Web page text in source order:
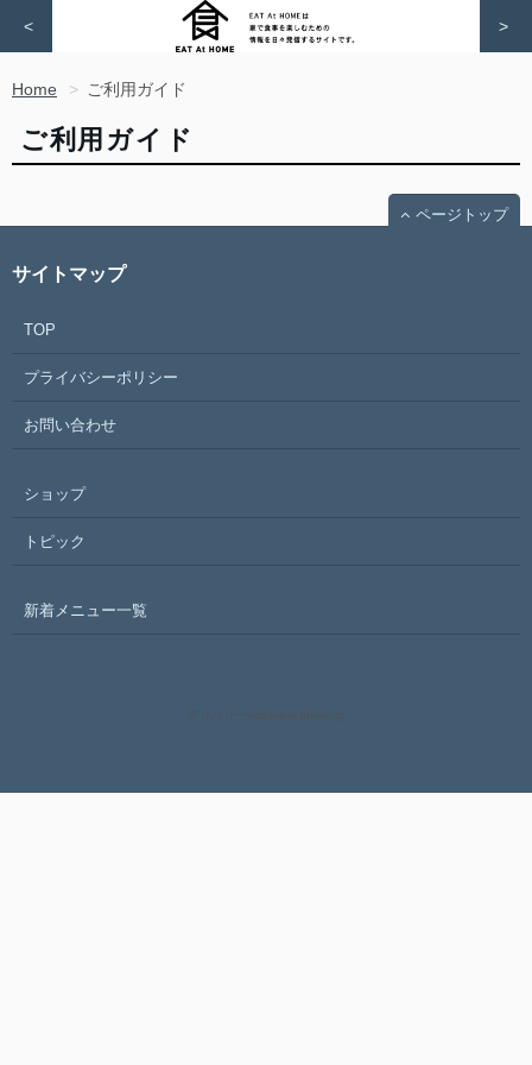
Home ご利用ガイド
ご利用ガイド
ページトップ
サイトマップ
TOP
プライバシーポリシー
お問い合わせ
ショップ
トピック
新着メニュー一覧
デリバリー ©delivery.tttown.jp
< >